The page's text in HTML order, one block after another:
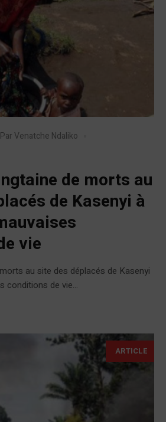
Par Venatche Ndaliko
de morts au
de Kasenyi à
vie
au site des déplacés de Kasenyi
conditions de vie...
ARTICLE